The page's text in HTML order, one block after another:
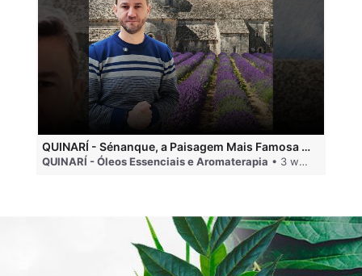
QUINARÍ - Sénanque, a Paisagem Mais Famosa da Aromaterapia
QUINARÍ - Óleos Essenciais e Aromaterapia • 3 weeks ago